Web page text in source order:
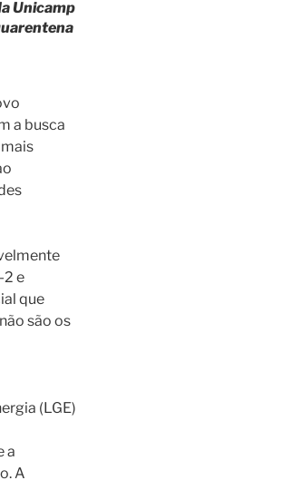
Unicamp
a busca
2 e
que
são os
(LGE)
a
A